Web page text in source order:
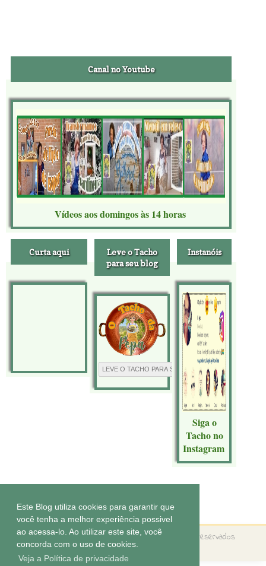
Este Blog utiliza cookies para garantir que
você tenha a melhor experiência possivel
ao acessa-lo. Ao utilizar este site, você
concorda com o uso de cookies.
Veja a Política de privacidade
Canal no Youtube
Vídeos aos domingos às 14 horas
Curta aqui
Leve o Tacho
para seu blog
Instanóis
Siga o
Tacho no
Instagram
Copyright ©O tacho da PepaTodos os direitos reservados
Tema byElaine Gaspareto